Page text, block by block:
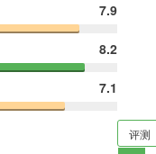
7.9
8.2
7.1
评测